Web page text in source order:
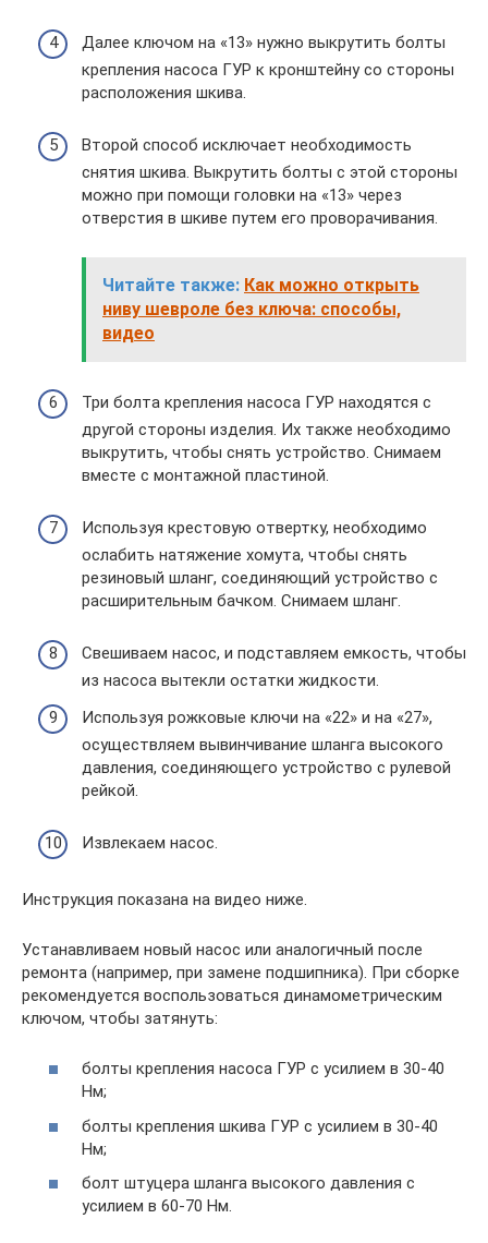
Далее ключом на «13» нужно выкрутить болты
крепления насоса ГУР к кронштейну со стороны
расположения шкива.
Второй способ исключает необходимость
снятия шкива. Выкрутить болты с этой стороны
можно при помощи головки на «13» через
отверстия в шкиве путем его проворачивания.
Читайте также: Как можно открыть
ниву шевроле без ключа: способы,
видео
Три болта крепления насоса ГУР находятся с
другой стороны изделия. Их также необходимо
выкрутить, чтобы снять устройство. Снимаем
вместе с монтажной пластиной.
Используя крестовую отвертку, необходимо
ослабить натяжение хомута, чтобы снять
резиновый шланг, соединяющий устройство с
расширительным бачком. Снимаем шланг.
Свешиваем насос, и подставляем емкость, чтобы
из насоса вытекли остатки жидкости.
Используя рожковые ключи на «22» и на «27»,
осуществляем вывинчивание шланга высокого
давления, соединяющего устройство с рулевой
рейкой.
Извлекаем насос.
Инструкция показана на видео ниже.
Устанавливаем новый насос или аналогичный после
ремонта (например, при замене подшипника). При сборке
рекомендуется воспользоваться динамометрическим
ключом, чтобы затянуть:
болты крепления насоса ГУР с усилием в 30-40
Нм;
болты крепления шкива ГУР с усилием в 30-40
Нм;
болт штуцера шланга высокого давления с
усилием в 60-70 Нм.